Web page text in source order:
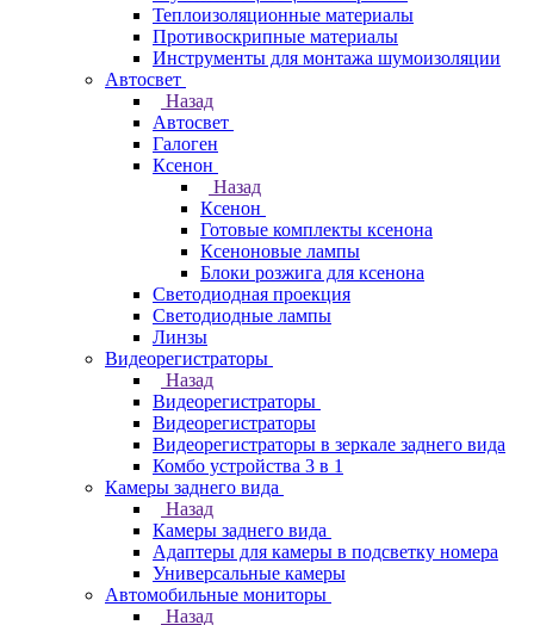
Теплоизоляционные материалы
Противоскрипные материалы
Инструменты для монтажа шумоизоляции
Автосвет
Назад
Автосвет
Галоген
Ксенон
Назад
Ксенон
Готовые комплекты ксенона
Ксеноновые лампы
Блоки розжига для ксенона
Светодиодная проекция
Светодиодные лампы
Линзы
Видеорегистраторы
Назад
Видеорегистраторы
Видеорегистраторы
Видеорегистраторы в зеркале заднего вида
Комбо устройства 3 в 1
Камеры заднего вида
Назад
Камеры заднего вида
Адаптеры для камеры в подсветку номера
Универсальные камеры
Автомобильные мониторы
Назад